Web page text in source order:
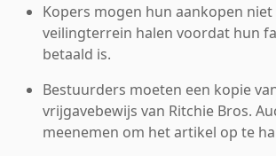
Kopers mogen hun aankopen niet
veilingterrein halen voordat hun
betaald is.
Bestuurders moeten een kopie
vrijgavebewijs van Ritchie Bros.
meenemen om het artikel op te